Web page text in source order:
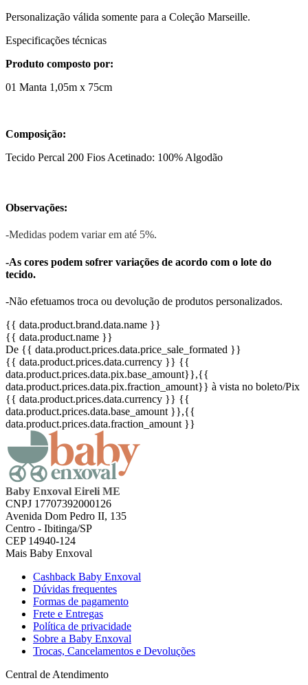
Personalização válida somente para a Coleção Marseille.
Especificações técnicas
Produto composto por:
01 Manta 1,05m x 75cm
Composição:
Tecido Percal 200 Fios Acetinado: 100% Algodão
Observações:
-Medidas podem variar em até 5%.
-As cores podem sofrer variações de acordo com o lote do
tecido.
-Não efetuamos troca ou devolução de produtos personalizados.
{{ data.product.brand.data.name }}
{{ data.product.name }}
De {{ data.product.prices.data.price_sale_formated }}
{{ data.product.prices.data.currency }} {{
data.product.prices.data.pix.base_amount}},{{
data.product.prices.data.pix.fraction_amount}} à vista no boleto/Pix
{{ data.product.prices.data.currency }} {{
data.product.prices.data.base_amount }},{{
data.product.prices.data.fraction_amount }}
Baby Enxoval Eireli ME
CNPJ 17707392000126
Avenida Dom Pedro II, 135
Centro - Ibitinga/SP
CEP 14940-124
Mais Baby Enxoval
Cashback Baby Enxoval
Dúvidas frequentes
Formas de pagamento
Frete e Entregas
Política de privacidade
Sobre a Baby Enxoval
Trocas, Cancelamentos e Devoluções
Central de Atendimento